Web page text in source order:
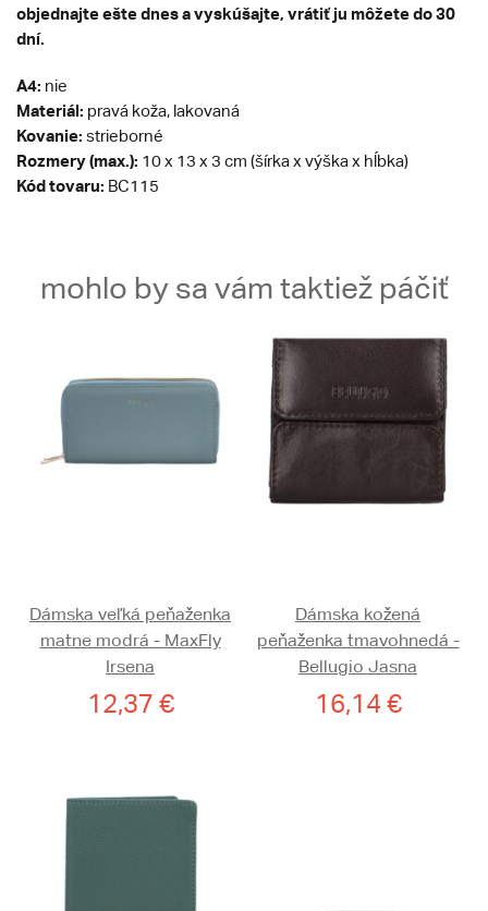
objednajte ešte dnes a vyskúšajte, vrátiť ju môžete do 30
dní.
A4: nie
Materiál: pravá koža, lakovaná
Kovanie: strieborné
Rozmery (max.): 10 x 13 x 3 cm (šírka x výška x hĺbka)
Kód tovaru: BC115
mohlo by sa vám taktiež páčiť
Dámska veľká peňaženka
matne modrá - MaxFly
Irsena
12,37 €
Dámska kožená
peňaženka tmavohnedá -
Bellugio Jasna
16,14 €